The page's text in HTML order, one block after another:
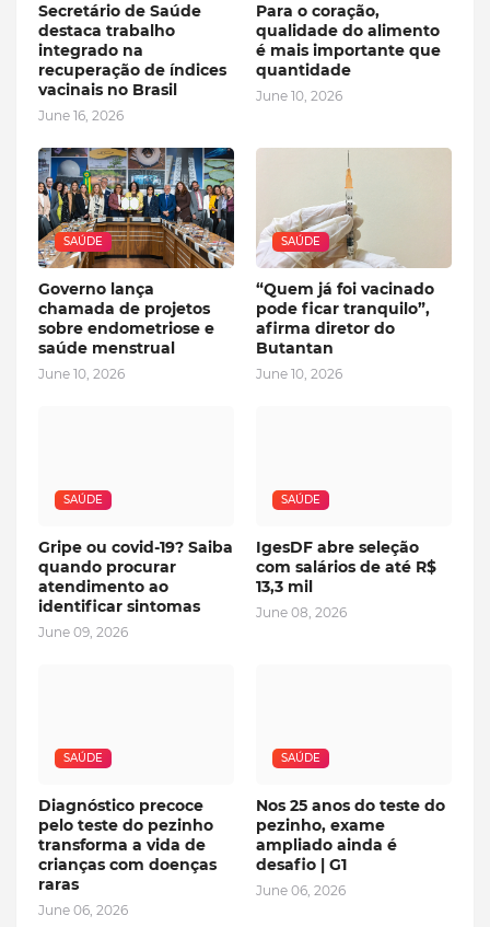
Secretário de Saúde
destaca trabalho
integrado na
recuperação de índices
vacinais no Brasil
June 16, 2026
Para o coração,
qualidade do alimento
é mais importante que
quantidade
June 10, 2026
SAÚDE
Governo lança
chamada de projetos
sobre endometriose e
saúde menstrual
June 10, 2026
SAÚDE
“Quem já foi vacinado
pode ficar tranquilo”,
afirma diretor do
Butantan
June 10, 2026
SAÚDE
Gripe ou covid-19? Saiba
quando procurar
atendimento ao
identificar sintomas
June 09, 2026
SAÚDE
IgesDF abre seleção
com salários de até R$
13,3 mil
June 08, 2026
SAÚDE
Diagnóstico precoce
pelo teste do pezinho
transforma a vida de
crianças com doenças
raras
June 06, 2026
SAÚDE
Nos 25 anos do teste do
pezinho, exame
ampliado ainda é
desafio | G1
June 06, 2026